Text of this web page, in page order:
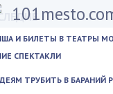
И БИЛЕТЫ В ТЕАТРЫ
СПЕКТАКЛИ
ТРУБИТЬ В БАРАНИЙ